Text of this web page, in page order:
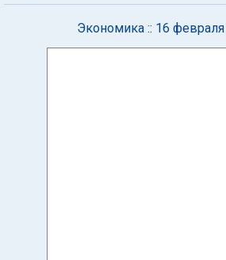
Экономика :: 16 февраля